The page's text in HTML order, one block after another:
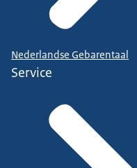
Nederlandse Gebarentaal
Service